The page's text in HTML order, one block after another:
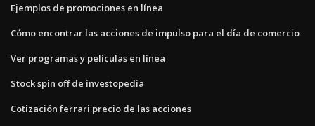
Ejemplos de promociones en línea
Cómo encontrar las acciones de impulso para el día de comercio
Ver programas y películas en línea
Stock spin off de investopedia
Cotización ferrari precio de las acciones